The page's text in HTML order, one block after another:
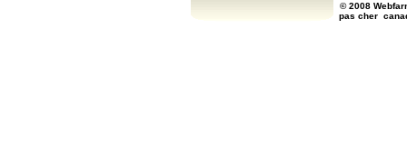
© 2008
pas cher